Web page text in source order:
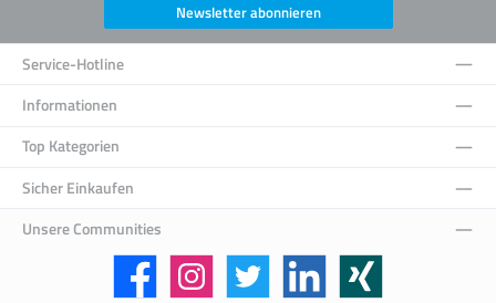
Newsletter abonnieren
Service-Hotline
Informationen
Top Kategorien
Sicher Einkaufen
Unsere Communities
Facebook Instagram Twitter LinkedIn Xing